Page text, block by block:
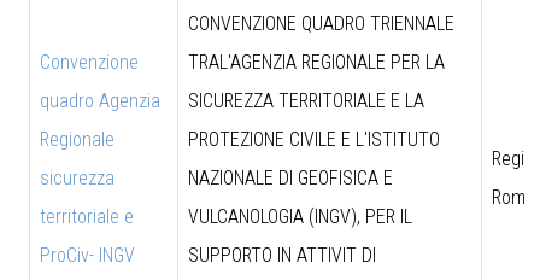
Convenzione
quadro Agenzia
Regionale
sicurezza
territoriale e
ProCiv- INGV
CONVENZIONE QUADRO TRIENNALE
TRAL'AGENZIA REGIONALE PER LA
SICUREZZA TERRITORIALE E LA
PROTEZIONE CIVILE E L'ISTITUTO
NAZIONALE DI GEOFISICA E
VULCANOLOGIA (INGV), PER IL
SUPPORTO IN ATTIVIT DI